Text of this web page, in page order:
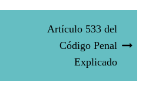
Artículo 533 del
Código Penal
Explicado